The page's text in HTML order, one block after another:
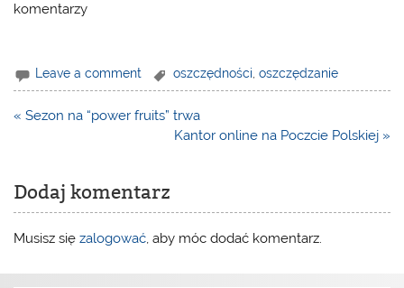
komentarzy
Leave a comment oszczędności,oszczędzanie
Nawigacja
« Sezon na “power fruits” trwa
Kantor online na Poczcie Polskiej »
Dodaj komentarz
Musisz sięzalogować, aby móc dodać komentarz.